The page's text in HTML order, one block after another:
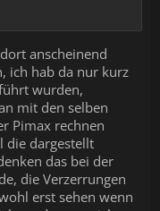
anscheinend
ich hab da nur kurz
wurden,
mit den selben
Pimax rechnen
die dargestellt
das bei der
die Verzerrungen
erst sehen wenn